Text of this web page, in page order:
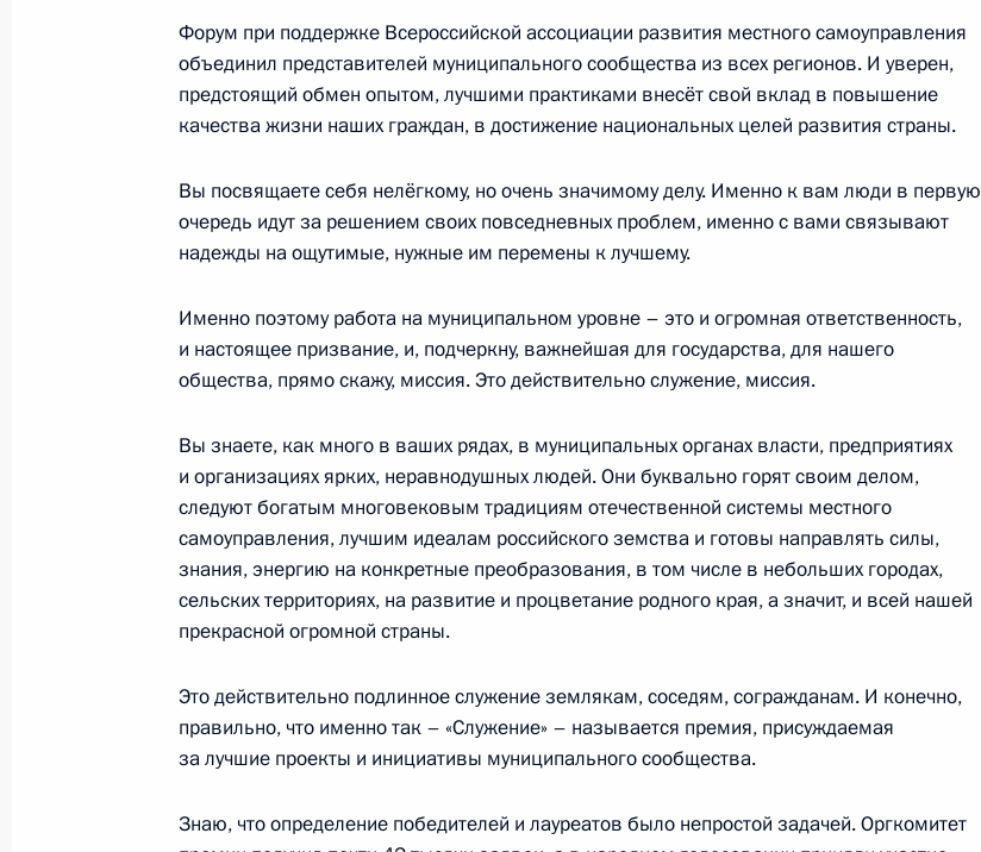
27 октября 2025 года, 14:20
В законодательство внесены изменения в части уточнения
31 июля 2025 года, 17:15
Внесены изменения в законы о федеральной информационной
адресной системе и об общих принципах организации местного
самоуправления
Перечень поручений по итогам встречи с главами
муниципальных образований в рамках второго Всероссийского
муниципального форума «Малая родина – сила России»
29 мая 2025 года, 19:30
Встреча с главами муниципальных образований
Форум при поддержке Всероссийской ассоциации развития местного самоуправления
объединил представителей муниципального сообщества из всех регионов. И уверен,
предстоящий обмен опытом, лучшими практиками внесёт свой вклад в повышение
качества жизни наших граждан, в достижение национальных целей развития страны.
Вы посвящаете себя нелёгкому, но очень значимому делу. Именно к вам люди в первую
очередь идут за решением своих повседневных проблем, именно с вами связывают
надежды на ощутимые, нужные им перемены к лучшему.
Именно поэтому работа на муниципальном уровне – это и огромная ответственность,
и настоящее призвание, и, подчеркну, важнейшая для государства, для нашего
общества, прямо скажу, миссия. Это действительно служение, миссия.
Вы знаете, как много в ваших рядах, в муниципальных органах власти, предприятиях
и организациях ярких, неравнодушных людей. Они буквально горят своим делом,
следуют богатым многовековым традициям отечественной системы местного
самоуправления, лучшим идеалам российского земства и готовы направлять силы,
знания, энергию на конкретные преобразования, в том числе в небольших городах,
сельских территориях, на развитие и процветание родного края, а значит, и всей нашей
прекрасной огромной страны.
Это действительно подлинное служение землякам, соседям, согражданам. И конечно,
правильно, что именно так – «Служение» – называется премия, присуждаемая
за лучшие проекты и инициативы муниципального сообщества.
Знаю, что определение победителей и лауреатов было непростой задачей. Оргкомитет